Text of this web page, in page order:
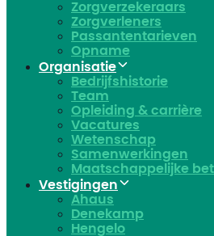
Zorgverzekeraars
Zorgverleners
Passantentarieven
Opname
Organisatie
Bedrijfshistorie
Team
Opleiding & carrière
Vacatures
Wetenschap
Samenwerkingen
Maatschappelijke
Vestigingen
Ahaus
Denekamp
Hengelo